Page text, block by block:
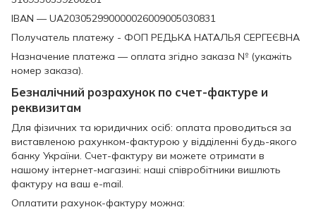
IBAN — UA203052990000026009005030831
Получатель платежу - ФОП РЕДЬКА НАТАЛЬЯ СЕРГЕЄВНА
Назначение платежа — оплата згідно заказа № (укажіть
номер заказа).
Безналічний розрахунок по счет-фактуре и
реквизитам
Для фізичних та юридичних осіб: оплата проводиться за
виставленою рахунком-фактурою у відділенні будь-якого
банку України. Счет-фактуру ви можете отримати в
нашому інтернет-магазині: наші співробітники вишлють
фактуру на ваш e-mail.
Оплатити рахунок-фактуру можна: